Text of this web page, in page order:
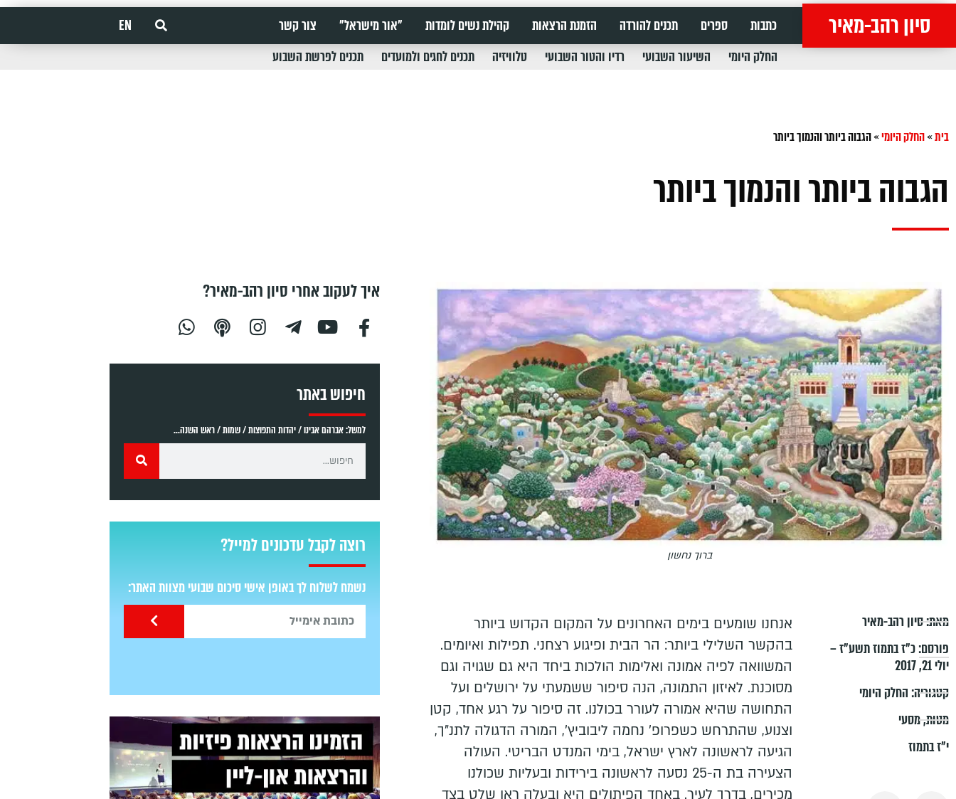
סיון רהב-מאיר כתבות ספרים תכנים להורדה הזמנת הרצאות קהילת נשים לומדות "אור מישראל" צור קשר
EN
החלק היומי
השיעור השבועי רדיו והטור השבועי טלוויזיה תכנים לחגים ולמועדים תכנים לפרשת השבוע
בית»החלק היומי»הגבוה ביותר והנמוך ביותר
הגבוה ביותר והנמוך ביותר
ברוך נחשון
מאת:סיון רהב-מאיר
פורסם:כ״ז בתמוז תשע״ז –
יולי 21, 2017
קטגוריה:החלק היומי
מטות,מסעי
י"ז בתמוז
אנחנו שומעים בימים האחרונים על המקום הקדוש ביותר
בהקשר השלילי ביותר: הר הבית ופיגוע רצחני. תפילות ואיומים.
המשוואה לפיה אמונה ואלימות הולכות ביחד היא גם שגויה וגם
מסוכנת. לאיזון התמונה, הנה סיפור ששמעתי על ירושלים ועל
התחושה שהיא אמורה לעורר בכולנו. זה סיפור על רגע אחד, קטן
וצנוע, שהתרחש כשפרופ' נחמה ליבוביץ', המורה הדגולה לתנ"ך,
הגיעה לראשונה לארץ ישראל, בימי המנדט הבריטי. העולה
הצעירה בת ה-25 נסעה לראשונה בירידות ובעליות שכולנו
מכירים, בדרך לעיר. באחד הפיתולים היא ובעלה ראו שלט בצד
איך לעקוב אחרי סיון רהב-מאיר?
חיפוש באתר
למשל: אברהם אבינו / יהדות התפוצות / שמות / ראש השנה...
רוצה לקבל עדכונים למייל?
נשמח לשלוח לך באופן אישי סיכום שבועי מצוות האתר: